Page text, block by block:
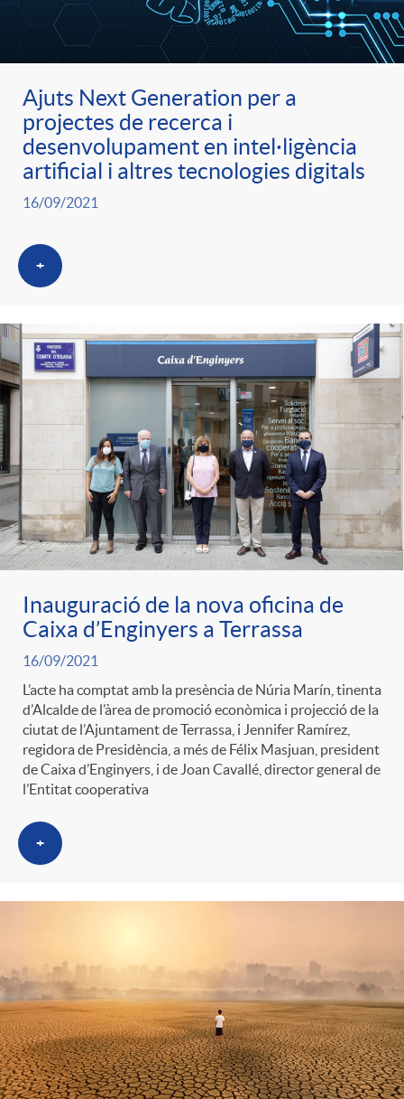
r
a
S
l
a
d
e
p
r
e
n
s
a
p
e
r
c
a
t
e
g
o
r
i
e
s
e
n
i
d
o
A
n
c
l
a
F
i
l
t
r
C
a
i
c
a
d
o
r
d
e
c
o
n
t
i
n
g
u
t
s
Ajuts Next Generation per a
projectes de recerca i
desenvolupament en intel·ligència
artificial i altres tecnologies digitals
16/09/2021
+
Inauguració de la nova oficina de
Caixa d’Enginyers a Terrassa
16/09/2021
L’acte ha comptat amb la presència de Núria Marín, tinenta
d’Alcalde de l’àrea de promoció econòmica i projecció de la
ciutat de l’Ajuntament de Terrassa, i Jennifer Ramírez,
regidora de Presidència, a més de Félix Masjuan, president
de Caixa d’Enginyers, i de Joan Cavallé, director general de
l’Entitat cooperativa
+